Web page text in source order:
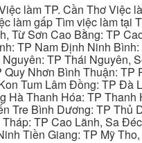
làm TP. Cần Thơ
gấp Tìm việc làm
Từ Sơn Cao Bằng: TP
TP Nam Định Ninh
TP Thái Nguyên,
Nhơn Bình Thuận:
Tum Lâm Đồng: TP
Thanh Hóa: TP
Bình Dương: TP
TP Cao Lãnh, Sa
Tiền Giang: TP Mỹ